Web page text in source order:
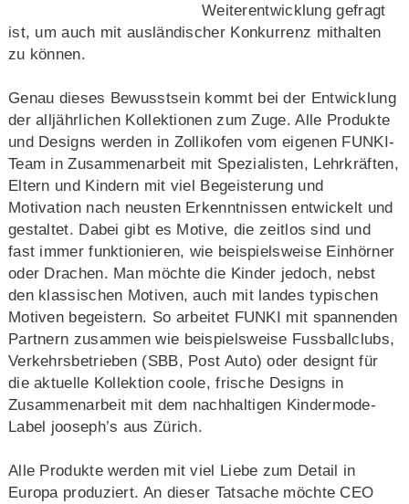
Weiterentwicklung gefragt
ist, um auch mit ausländischer Konkurrenz mithalten
zu können.
Genau dieses Bewusstsein kommt bei der Entwicklung
der alljährlichen Kollektionen zum Zuge. Alle Produkte
und Designs werden in Zollikofen vom eigenen FUNKI-
Team in Zusammenarbeit mit Spezialisten, Lehrkräften,
Eltern und Kindern mit viel Begeisterung und
Motivation nach neusten Erkenntnissen entwickelt und
gestaltet. Dabei gibt es Motive, die zeitlos sind und
fast immer funktionieren, wie beispielsweise Einhörner
oder Drachen. Man möchte die Kinder jedoch, nebst
den klassischen Motiven, auch mit landes typischen
Motiven begeistern. So arbeitet FUNKI mit spannenden
Partnern zusammen wie beispielsweise Fussballclubs,
Verkehrsbetrieben (SBB, Post Auto) oder designt für
die aktuelle Kollektion coole, frische Designs in
Zusammenarbeit mit dem nachhaltigen Kindermode-
Label jooseph’s aus Zürich.
Alle Produkte werden mit viel Liebe zum Detail in
Europa produziert. An dieser Tatsache möchte CEO